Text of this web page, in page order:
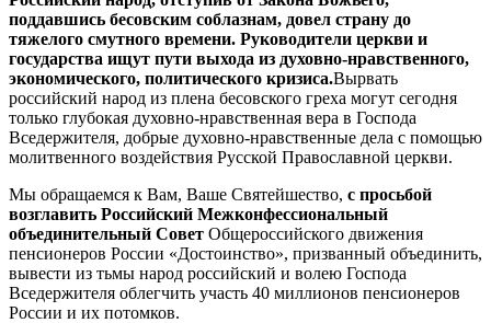
поддавшись бесовским соблазнам, довел страну до
тяжелого смутного времени. Руководители церкви и
государства ищут пути выхода из духовно-нравственного,
экономического, политического кризиса.Вырвать
российский народ из плена бесовского греха могут сегодня
только глубокая духовно-нравственная вера в Господа
Вседержителя, добрые духовно-нравственные дела с помощью
молитвенного воздействия Русской Православной церкви.
Мы обращаемся к Вам, Ваше Святейшество, с просьбой
возглавить Российский Межконфессиональный
объединительный Совет Общероссийского движения
пенсионеров России «Достоинство», призванный объединить,
вывести из тьмы народ российский и волею Господа
Вседержителя облегчить участь 40 миллионов пенсионеров
России и их потомков.